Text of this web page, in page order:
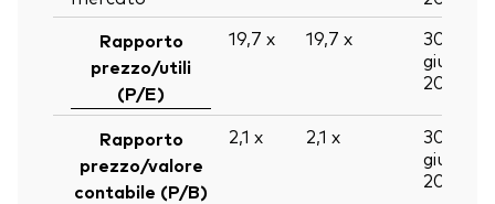
Rapporto
prezzo/utili
(P/E)
19,7 x 19,7 x
30
giu
2026
Rapporto
prezzo/valore
contabile (P/B)
2,1 x 2,1 x
30
giu
2026